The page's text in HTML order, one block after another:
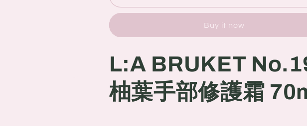
BRUKET
葉
手
部
BRUKET
柚
葉
手
部
Buy it now
L:A BRUKET
柚葉手部修護霜